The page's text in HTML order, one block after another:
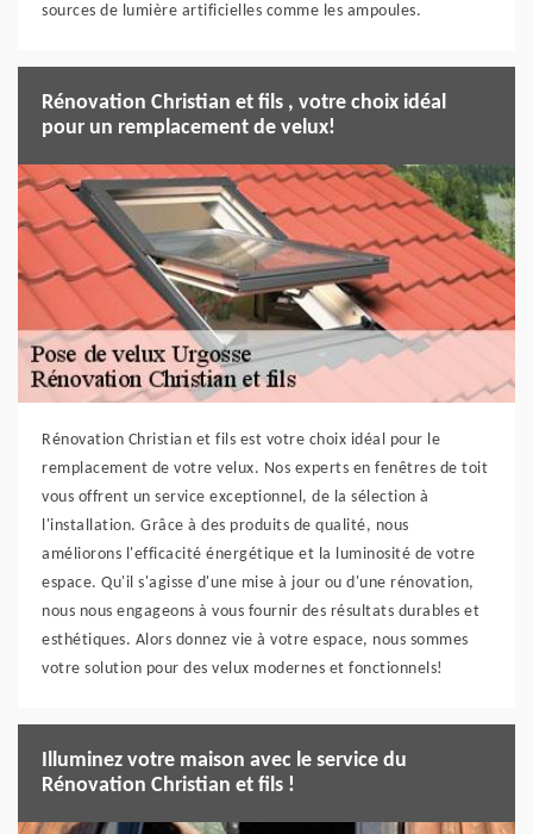
sources de lumière artificielles comme les ampoules.
Rénovation Christian et fils , votre choix idéal
pour un remplacement de velux!
Rénovation Christian et fils est votre choix idéal pour le
remplacement de votre velux. Nos experts en fenêtres de toit
vous offrent un service exceptionnel, de la sélection à
l'installation. Grâce à des produits de qualité, nous
améliorons l'efficacité énergétique et la luminosité de votre
espace. Qu'il s'agisse d'une mise à jour ou d'une rénovation,
nous nous engageons à vous fournir des résultats durables et
esthétiques. Alors donnez vie à votre espace, nous sommes
votre solution pour des velux modernes et fonctionnels!
Illuminez votre maison avec le service du
Rénovation Christian et fils !